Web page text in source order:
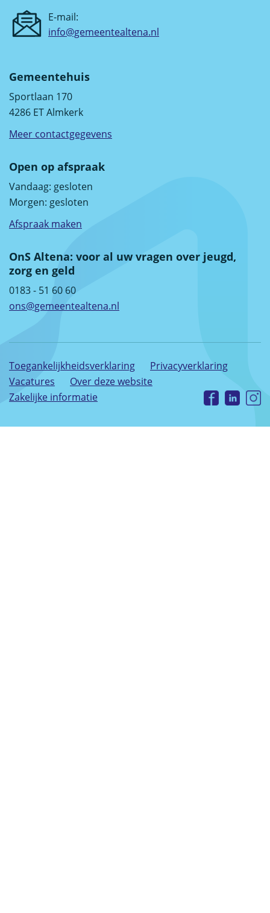
E-mail:
info@gemeentealtena.nl
Gemeentehuis
Sportlaan 170
4286 ET Almkerk
Meer contactgegevens
Open op afspraak
Vandaag: gesloten
Morgen: gesloten
Afspraak maken
OnS Altena: voor al uw vragen over jeugd,
zorg en geld
0183 - 51 60 60
ons@gemeentealtena.nl
Toegankelijkheidsverklaring
Privacyverklaring
Vacatures
Over deze website
Zakelijke informatie